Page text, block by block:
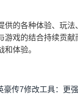
供的各种体验、玩
游戏的结合持续贡
体验。
豪传7修改工具：更